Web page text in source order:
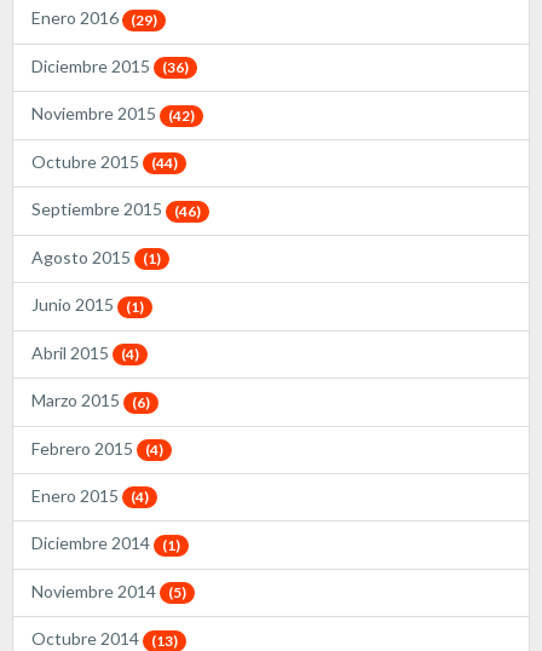
Enero 2016 (29)
Diciembre 2015 (36)
Noviembre 2015 (42)
Octubre 2015 (44)
Septiembre 2015 (46)
Agosto 2015 (1)
Junio 2015 (1)
Abril 2015 (4)
Marzo 2015 (6)
Febrero 2015 (4)
Enero 2015 (4)
Diciembre 2014 (1)
Noviembre 2014 (5)
Octubre 2014 (13)